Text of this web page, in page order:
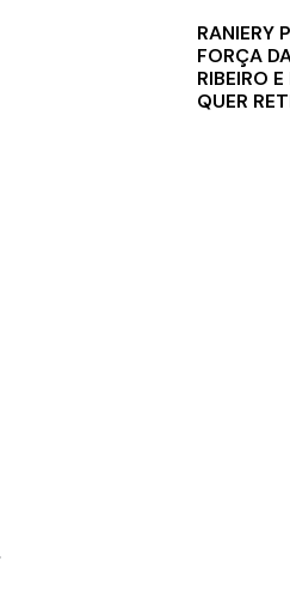
RANIERY
FORÇA
RIBEIRO
QUER